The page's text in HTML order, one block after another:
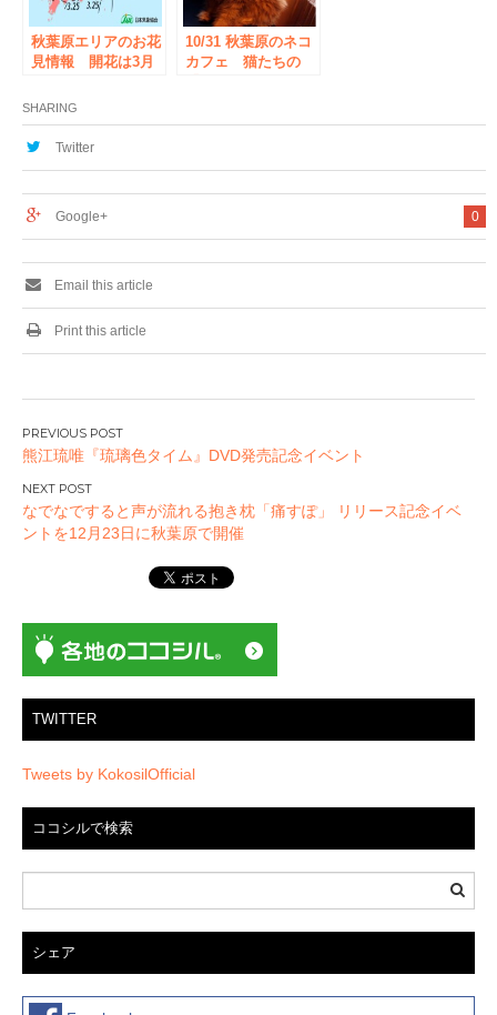
秋葉原エリアのお花
見情報 開花は3月
月下旬～4月上旬
10/31 秋葉原のネコ
カフェ 猫たちの
New
SHARING
Twitter
0
Google+
Email this article
Print this article
投
稿
ナ
ビ
ゲ
ョ
ン
熊江琉唯『琉璃色タイム』DVD発売記念イベント
なでなですると声が流れる抱き枕「痛すぽ」 リリース記念イベ
ントを12月23日に秋葉原で開催
TWITTER
Tweets by KokosilOfficial
ココシルで検索
シェア